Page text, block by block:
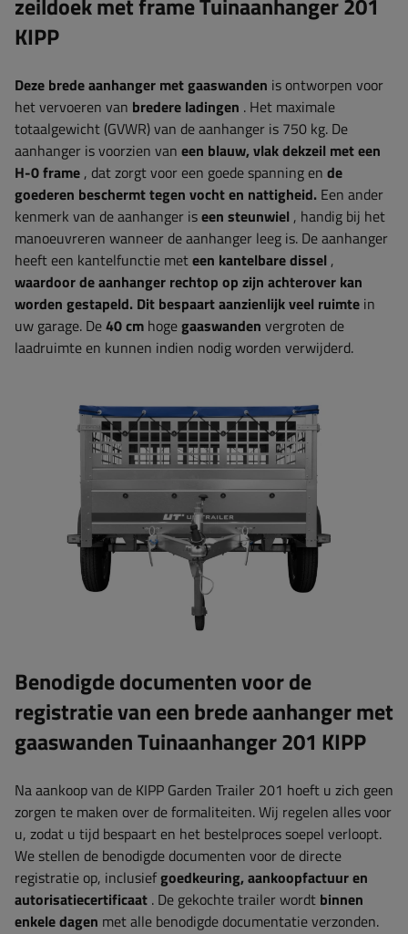
KIPP
Deze brede aanhanger met gaaswanden is ontworpen voor
het vervoeren van bredere ladingen . Het maximale
totaalgewicht (GVWR) van de aanhanger is 750 kg. De
aanhanger is voorzien van een blauw, vlak dekzeil met een
H-0 frame , dat zorgt voor een goede spanning en de
goederen beschermt tegen vocht en nattigheid. Een ander
kenmerk van de aanhanger iseen steunwiel , handig bij het
manoeuvreren wanneer de aanhanger leeg is. De aanhanger
heeft een kantelfunctie meteen kantelbare dissel ,
waardoor de aanhanger rechtop op zijn achterover kan
worden gestapeld. Dit bespaart aanzienlijk veel ruimte in
uw garage. De40 cm hogegaaswanden vergroten de
laadruimte en kunnen indien nodig worden verwijderd.
Benodigde documenten voor de
registratie van een brede aanhanger met
gaaswanden Tuinaanhanger 201 KIPP
Na aankoop van de KIPP Garden Trailer 201 hoeft u zich geen
zorgen te maken over de formaliteiten. Wij regelen alles voor
u, zodat u tijd bespaart en het bestelproces soepel verloopt.
We stellen de benodigde documenten voor de directe
registratie op, inclusiefgoedkeuring, aankoopfactuur en
autorisatiecertificaat . De gekochte trailer wordt binnen
enkele dagen met alle benodigde documentatie verzonden.